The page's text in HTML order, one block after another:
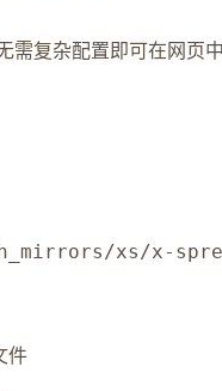
需复杂配置即可在网
xs/x-
件